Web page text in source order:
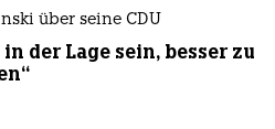
über seine CDU
der Lage sein, besser zu